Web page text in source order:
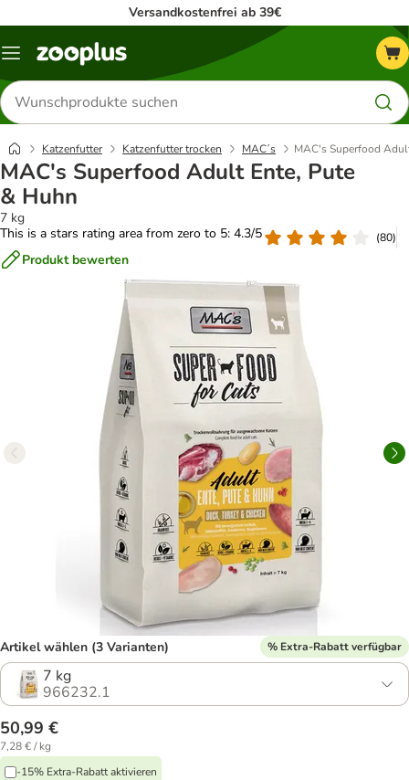
Versandkostenfrei ab 39€
Menü
Produkte
suchen
Katzenfutter Katzenfutter trocken MAC´s MAC's Superfood
MAC's Superfood Adult Ente, Pute
& Huhn
7 kg
This is a stars rating area from zero to 5: 4.3/5
(80)
Produkt bewerten
Artikel wählen (3 Varianten) % Extra-Rabatt verfügbar
7 kg
966232.1
50,99 €
7,28 € / kg
-15% Extra-Rabatt aktivieren